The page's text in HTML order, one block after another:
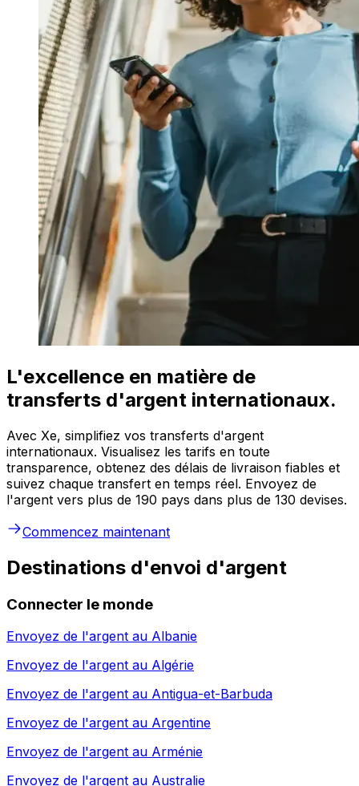
L'excellence en matière de
transferts d'argent internationaux.
Avec Xe, simplifiez vos transferts d'argent
internationaux. Visualisez les tarifs en toute
transparence, obtenez des délais de livraison fiables et
suivez chaque transfert en temps réel. Envoyez de
l'argent vers plus de 190 pays dans plus de 130 devises.
Commencez maintenant
Destinations d'envoi d'argent
Connecter le monde
Envoyez de l'argent au Albanie
Envoyez de l'argent au Algérie
Envoyez de l'argent au Antigua-et-Barbuda
Envoyez de l'argent au Argentine
Envoyez de l'argent au Arménie
Envoyez de l'argent au Australie